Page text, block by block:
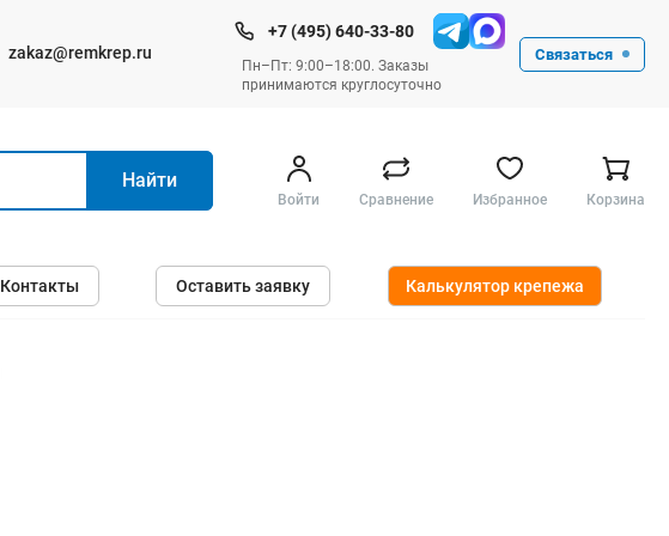
zakaz@remkrep.ru
+7 (495) 640-33-80
Пн–Пт: 9:00–18:00. Заказы
принимаются круглосуточно
Связаться
Ручные инструменты
Малярные
Найти
Войти Сравнение Избранное Корзина
Контакты Оставить заявку Калькулятор крепежа